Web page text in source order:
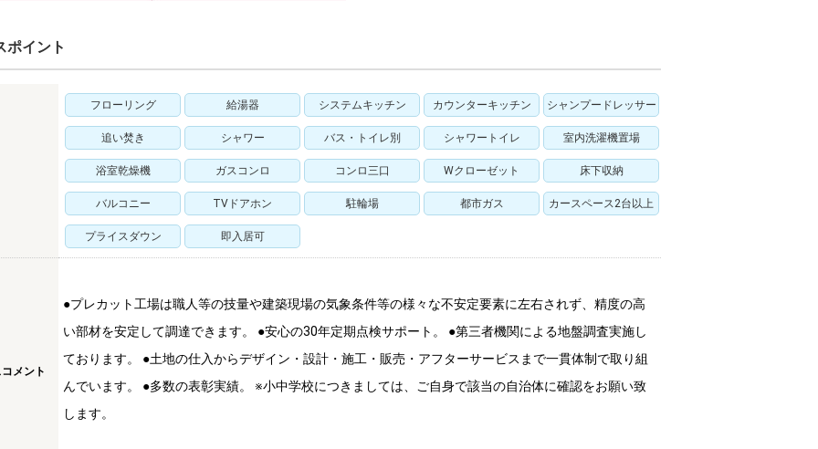
ポイント
フローリング 給湯器 システムキッチン カウンターキッチン シャンプードレッサー
追い焚き シャワー バス・トイレ別 シャワートイレ 室内洗濯機置場
浴室乾燥機 ガスコンロ コンロ三口 Wクローゼット 床下収納
バルコニー TVドアホン 駐輪場 都市ガス カースペース2台以上
プライスダウン 即入居可
メント
●プレカット工場は職人等の技量や建築現場の気象条件等の様々な不安定要素に左右されず、精度の高
い部材を安定して調達できます。 ●安心の30年定期点検サポート。 ●第三者機関による地盤調査実施し
ております。 ●土地の仕入からデザイン・設計・施工・販売・アフターサービスまで一貫体制で取り組
んでいます。 ●多数の表彰実績。 ※小中学校につきましては、ご自身で該当の自治体に確認をお願い致
します。